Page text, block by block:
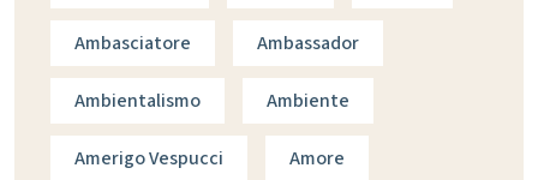
Ambasciatore Ambassador
Ambientalismo Ambiente
Amerigo Vespucci Amore